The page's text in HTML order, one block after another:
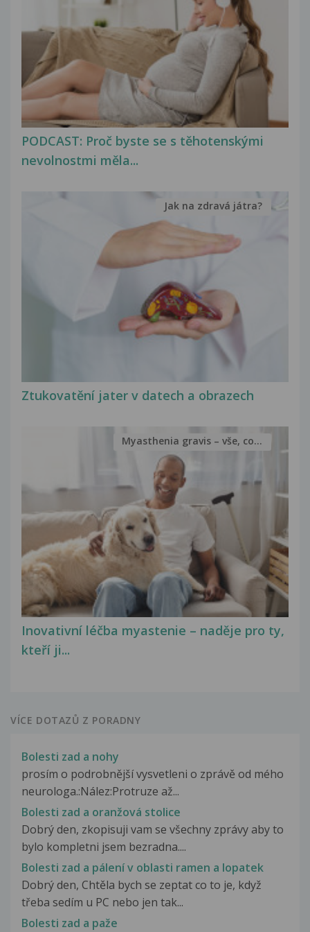
PODCAST: Proč byste se s těhotenskými
nevolnostmi měla...
Ztukovatění jater v datech a obrazech
Jak na zdravá játra?
Inovativní léčba myastenie – naděje pro ty,
kteří ji...
Myasthenia gravis – vše, co...
VÍCE DOTAZŮ Z PORADNY
Bolesti zad a nohy
prosím o podrobnější vysvetleni o zprávě od mého
neurologa.:Nález:Protruze až...
Bolesti zad a oranžová stolice
Dobrý den, zkopisuji vam se všechny zprávy aby to
bylo kompletni jsem bezradna....
Bolesti zad a pálení v oblasti ramen a lopatek
Dobrý den, Chtěla bych se zeptat co to je, když
třeba sedím u PC nebo jen tak...
Bolesti zad a paže